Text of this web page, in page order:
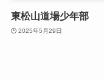
東松山道場少年部
2025年5月29日